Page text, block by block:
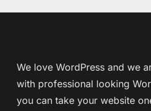
We love WordPress and we
with professional looking
you can take your website